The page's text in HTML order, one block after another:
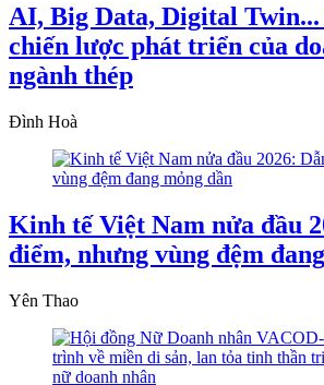
AI, Big Data, Digital
chiến lược phát triển của
ngành thép
Đình Hoà
Kinh tế Việt Nam nửa đầu
điểm, nhưng vùng đệm
Yên Thao